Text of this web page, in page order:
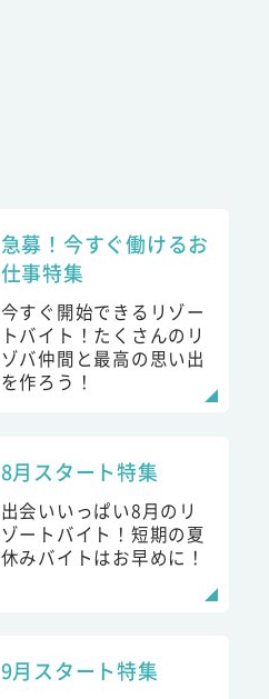
急募！今すぐ働けるお
仕事特集
今すぐ開始できるリゾー
トバイト！たくさんのリ
ゾバ仲間と最高の思い出
を作ろう！
8月スタート特集
出会いいっぱい8月のリ
ゾートバイト！短期の夏
休みバイトはお早めに！
9月スタート特集